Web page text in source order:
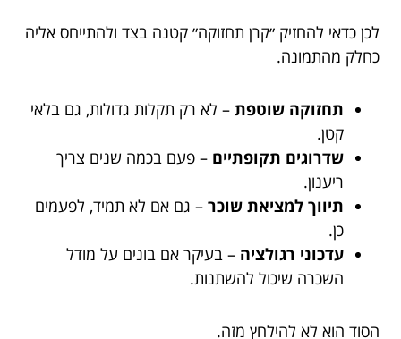
לכן כדאי להחזיק ״קרן תחזוקה״ קטנה בצד ולהתייחס אליה
כחלק מהתמונה.
תחזוקה שוטפת – לא רק תקלות גדולות, גם בלאי
קטן.
שדרוגים תקופתיים – פעם בכמה שנים צריך
ריענון.
תיווך למציאת שוכר – גם אם לא תמיד, לפעמים
כן.
עדכוני רגולציה – בעיקר אם בונים על מודל
השכרה שיכול להשתנות.
הסוד הוא לא להילחץ מזה.